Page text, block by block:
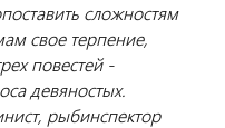
сложностям
свое терпение,
повестей -
девяностых.
рыбинспектор